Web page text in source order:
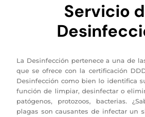
Servicio
La Desinfección pertenece a una de
que se ofrece con la certificación
Desinfección como bien lo identifica
función de limpiar, desinfectar o
patógenos, protozoos, bacterias.
plagas son causantes de infectar un